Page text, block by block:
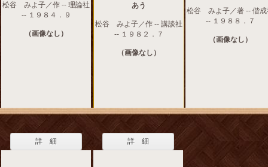
松谷 みよ子／作 -- 理論社
-- １９８４．９
（画像なし）
あう
松谷 みよ子／作 -- 講談社
-- １９８２．７
（画像なし）
松谷 みよ子／著 -- 偕成
-- １９８８．７
（画像なし）
詳 細 詳 細